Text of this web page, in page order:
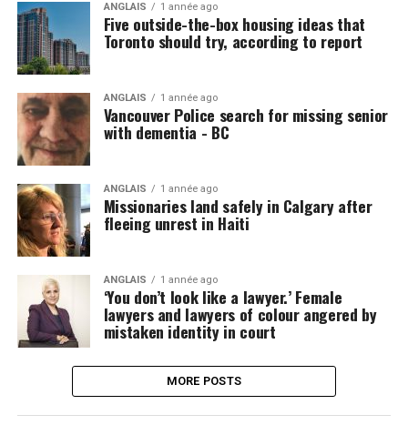
ANGLAIS 1 année ago
Five outside-the-box housing ideas that
Toronto should try, according to report
ANGLAIS 1 année ago
Vancouver Police search for missing senior
with dementia - BC
ANGLAIS 1 année ago
Missionaries land safely in Calgary after
fleeing unrest in Haiti
ANGLAIS 1 année ago
‘You don’t look like a lawyer.’ Female
lawyers and lawyers of colour angered by
mistaken identity in court
MORE POSTS